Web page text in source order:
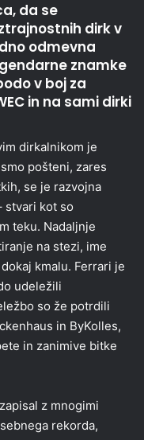
da se
dirk v
odmevna
znamke
v boj za
in na sami dirki
dirkalnikom je
pošteni, zares
se je razvojna
stvari kot so
teku. Nadaljnje
na stezi, ime
kmalu. Ferrari je
udeležili
so že potrdili
in ByKolles,
in zanimive bitke
z mnogimi
rekorda,